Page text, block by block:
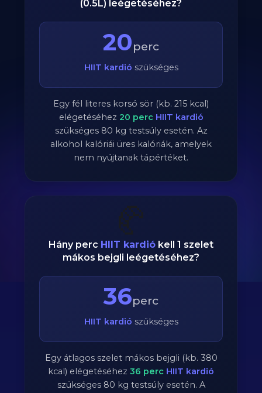
(0.5L) leégetéséhez?
20perc
HIIT kardió szükséges
Egy fél literes korsó sör (kb. 215 kcal)
elégetéséhez 20 perc HIIT kardió
szükséges 80 kg testsúly esetén. Az
alkohol kalóriái üres kalóriák, amelyek
nem nyújtanak tápértéket.
🥐
Hány perc HIIT kardió kell 1 szelet
mákos bejgli leégetéséhez?
36perc
HIIT kardió szükséges
Egy átlagos szelet mákos bejgli (kb. 380
kcal) elégetéséhez 36 perc HIIT kardió
szükséges 80 kg testsúly esetén. A